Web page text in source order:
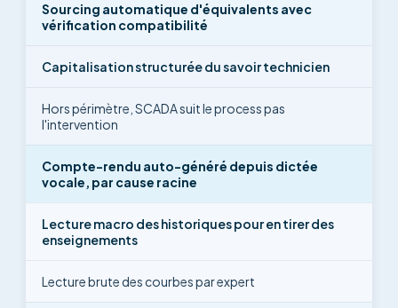
Sourcing automatique d'équivalents avec
vérification compatibilité
Capitalisation structurée du savoir technicien
Hors périmètre, SCADA suit le process pas
l'intervention
Compte-rendu auto-généré depuis dictée
vocale, par cause racine
Lecture macro des historiques pour en tirer des
enseignements
Lecture brute des courbes par expert